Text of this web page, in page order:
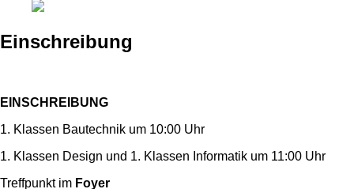
Einschreibung
EINSCHREIBUNG
1. Klassen Bautechnik um 10:00 Uhr
1. Klassen Design und 1. Klassen Informatik um 11:00 Uhr
Treffpunkt im Foyer